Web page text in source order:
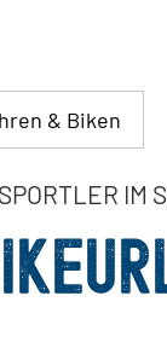
& Biken
IM